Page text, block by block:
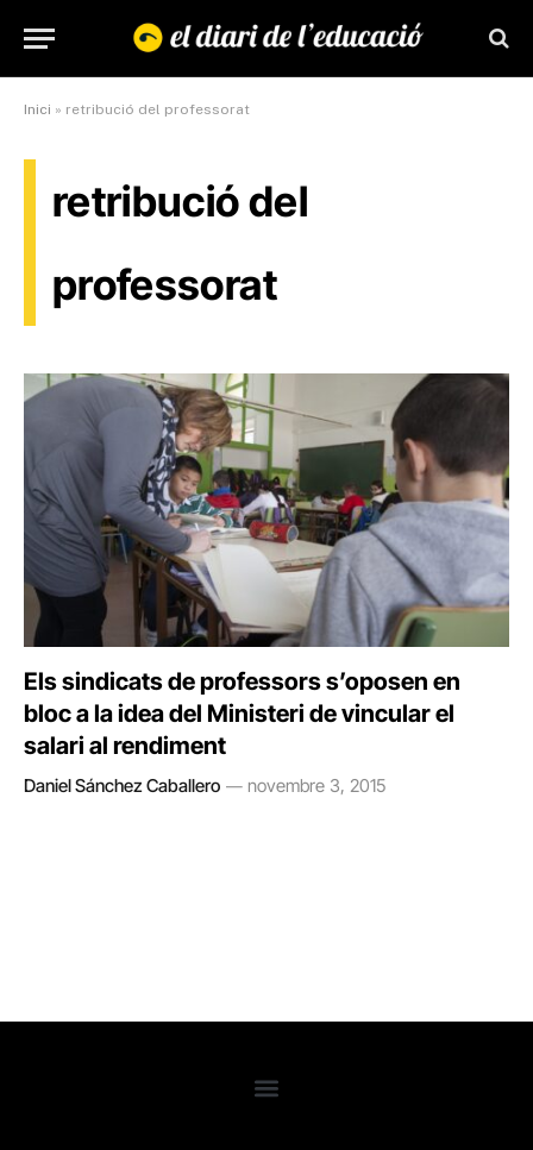
Inici » retribució del professorat
retribució del
professorat
Els sindicats de professors s’oposen en
bloc a la idea del Ministeri de vincular el
salari al rendiment
Daniel Sánchez Caballero novembre 3, 2015